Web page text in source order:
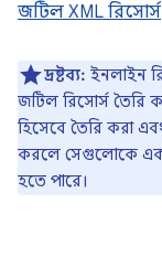
জটিল XML রিসোর্স
দ্রষ্টব্য: ইনলাইন
জটিল রিসোর্স তৈরি
হিসেবে তৈরি করা
করলে সেগুলোকে
হতে পারে।